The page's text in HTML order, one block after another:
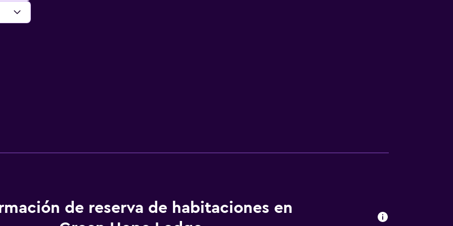
de reserva de habitaciones en